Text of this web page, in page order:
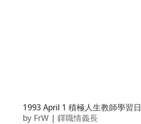
1993 April 1 積極人生教師學習日
by FrW| 鐸職情義長